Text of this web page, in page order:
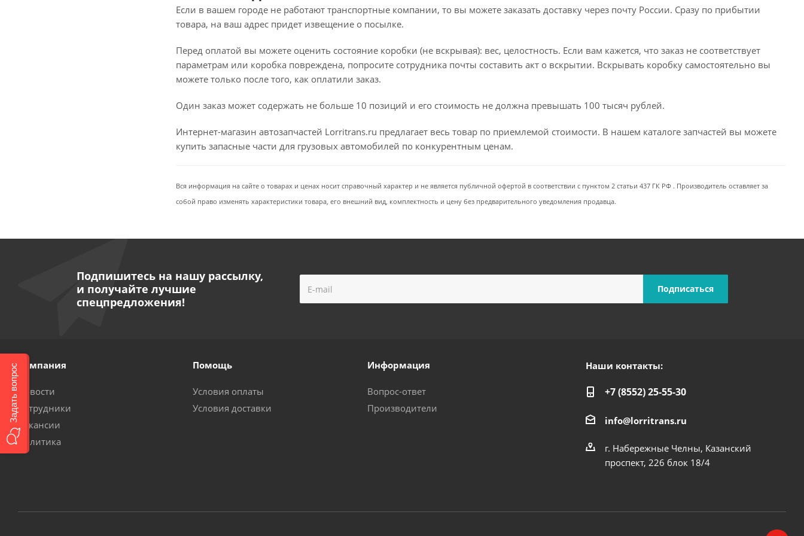
Если в вашем городе не работают транспортные компании, то вы можете заказать доставку через почту России. Сразу по прибытии
товара, на ваш адрес придет извещение о посылке.
Перед оплатой вы можете оценить состояние коробки (не вскрывая): вес, целостность. Если вам кажется, что заказ не соответствует
параметрам или коробка повреждена, попросите сотрудника почты составить акт о вскрытии. Вскрывать коробку самостоятельно вы
можете только после того, как оплатили заказ.
Один заказ может содержать не больше 10 позиций и его стоимость не должна превышать 100 тысяч рублей.
Интернет-магазин автозапчастей Lorritrans.ru предлагает весь товар по приемлемой стоимости. В нашем каталоге запчастей вы можете
купить запасные части для грузовых автомобилей по конкурентным ценам.
Вся информация на сайте о товарах и ценах носит справочный характер и не является публичной офертой в соответствии с пунктом 2 статьи 437 ГК РФ . Производитель оставляет за
собой право изменять характеристики товара, его внешний вид, комплектность и цену без предварительного уведомления продавца.
Подпишитесь на нашу рассылку,
и получайте лучшие
спецпредложения!
Компания
Новости
Сотрудники
Вакансии
Политика
Помощь
Условия оплаты
Условия доставки
Информация
Вопрос-ответ
Производители
Наши контакты:
+7 (8552) 25-55-30
info@lorritrans.ru
г. Набережные Челны, Казанский
проспект, 226 блок 18/4
Задать вопрос